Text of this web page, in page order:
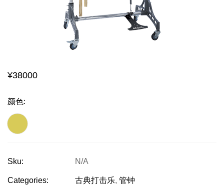
¥38000
颜色:
Sku: N/A
Categories: 古典打击乐, 管钟